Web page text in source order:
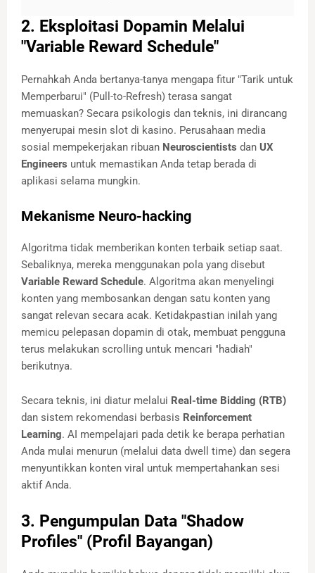
2. Eksploitasi Dopamin Melalui
"Variable Reward Schedule"
Pernahkah Anda bertanya-tanya mengapa fitur "Tarik untuk
Memperbarui" (Pull-to-Refresh) terasa sangat
memuaskan? Secara psikologis dan teknis, ini dirancang
menyerupai mesin slot di kasino. Perusahaan media
sosial mempekerjakan ribuan Neuroscientists dan UX
Engineers untuk memastikan Anda tetap berada di
aplikasi selama mungkin.
Mekanisme Neuro-hacking
Algoritma tidak memberikan konten terbaik setiap saat.
Sebaliknya, mereka menggunakan pola yang disebut
Variable Reward Schedule. Algoritma akan menyelingi
konten yang membosankan dengan satu konten yang
sangat relevan secara acak. Ketidakpastian inilah yang
memicu pelepasan dopamin di otak, membuat pengguna
terus melakukan scrolling untuk mencari "hadiah"
berikutnya.
Secara teknis, ini diatur melalui Real-time Bidding (RTB)
dan sistem rekomendasi berbasis Reinforcement
Learning. AI mempelajari pada detik ke berapa perhatian
Anda mulai menurun (melalui data dwell time) dan segera
menyuntikkan konten viral untuk mempertahankan sesi
aktif Anda.
3. Pengumpulan Data "Shadow
Profiles" (Profil Bayangan)